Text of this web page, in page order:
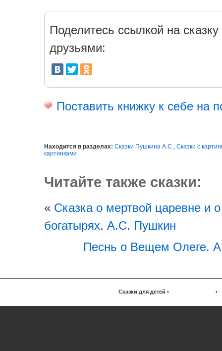
Поделитесь ссылкой на сказку
друзьями:
Поставить книжку к себе на
Находится в разделах: Сказки Пушкина А.С., Сказки с
картинками
Читайте также сказки:
« Сказка о мертвой царевне и
богатырях. А.С. Пушкин
Песнь о Вещем Олеге.
Сказки для детей • •